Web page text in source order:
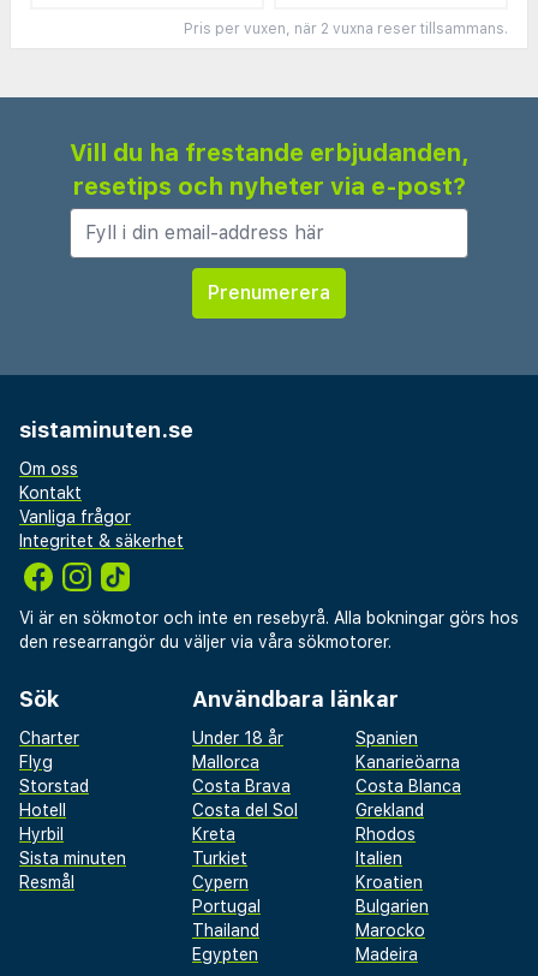
Pris per vuxen, när 2 vuxna reser tillsammans.
Vill du ha frestande erbjudanden,
resetips och nyheter via e-post?
sistaminuten.se
Om oss
Kontakt
Vanliga frågor
Integritet & säkerhet
Vi är en sökmotor och inte en resebyrå. Alla bokningar görs hos
den researrangör du väljer via våra sökmotorer.
Sök
Charter
Flyg
Storstad
Hotell
Hyrbil
Sista minuten
Resmål
Användbara länkar
Under 18 år
Spanien
Mallorca
Kanarieöarna
Costa Brava
Costa Blanca
Costa del Sol
Grekland
Kreta
Rhodos
Turkiet
Italien
Cypern
Kroatien
Portugal
Bulgarien
Thailand
Marocko
Egypten
Madeira